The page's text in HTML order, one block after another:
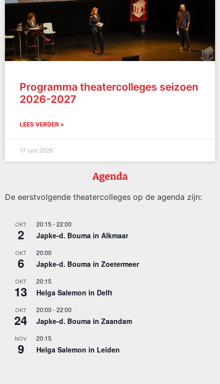
Programma theatercolleges seizoen
2026-2027
LEES VERDER »
17 juni 2026
Agenda
De eerstvolgende theatercolleges op de agenda zijn:
OKT
2
20:15 -22:00
Japke-d. Bouma in Alkmaar
OKT
6
20:00
Japke-d. Bouma in Zoetermeer
OKT
13
20:15
Helga Salemon in Delft
OKT
24
20:00 -22:00
Japke-d. Bouma in Zaandam
NOV
9
20:15
Helga Salemon in Leiden